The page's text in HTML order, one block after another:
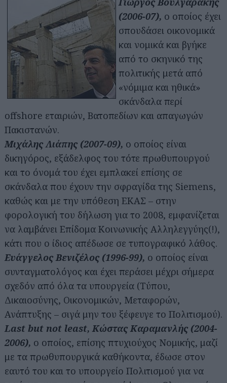
(2006-07), ο οποίος έχει
σπουδάσει οικονομικά
και νομικά και βγήκε
από το σκηνικό της
πολιτικής μετά από
«νόμιμα και ηθικά»
σκάνδαλα περί
offshore εταιριών, Βατοπεδίων και απαγωγών
Πακιστανών.
Μιχάλης Λιάπης (2007-09), ο οποίος είναι
δικηγόρος, εξάδελφος του τότε πρωθυπουργού
και το όνομά του έχει εμπλακεί επίσης σε
σκάνδαλα που έχουν την σφραγίδα της Siemens,
καθώς και με την υπόθεση ΕΚΑΣ – στην
φορολογική του δήλωση για το 2008, εμφανίζεται
να λαμβάνει Επίδομα Κοινωνικής Αλληλεγγύης(!),
κάτι που ο ίδιος απέδωσε σε τυπογραφικό λάθος.
Ευάγγελος Βενιζέλος (1996-99), ο οποίος είναι
συνταγματολόγος και έχει περάσει μέχρι σήμερα
σχεδόν από όλα τα υπουργεία (Τύπου,
Δικαιοσύνης, Οικονομικών, Μεταφορών,
Ανάπτυξης – σιγά μην του ξέφευγε το Πολιτισμού).
Last but not least, Κώστας Καραμανλής (2004-
2006), ο οποίος, επίσης πτυχιούχος Νομικής, μαζί
με τα πρωθυπουργικά καθήκοντα, έδωσε στον
εαυτό του και το υπουργείο Πολιτισμού για να